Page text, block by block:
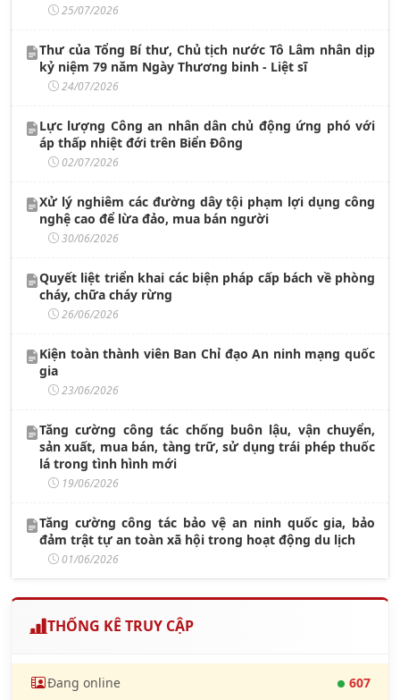
25/07/2026
Thư của Tổng Bí thư, Chủ tịch nước Tô Lâm nhân dịp
kỷ niệm 79 năm Ngày Thương binh - Liệt sĩ
24/07/2026
Lực lượng Công an nhân dân chủ động ứng phó với
áp thấp nhiệt đới trên Biển Đông
02/07/2026
Xử lý nghiêm các đường dây tội phạm lợi dụng công
nghệ cao để lừa đảo, mua bán người
30/06/2026
Quyết liệt triển khai các biện pháp cấp bách về phòng
cháy, chữa cháy rừng
26/06/2026
Kiện toàn thành viên Ban Chỉ đạo An ninh mạng quốc
gia
23/06/2026
Tăng cường công tác chống buôn lậu, vận chuyển,
sản xuất, mua bán, tàng trữ, sử dụng trái phép thuốc
lá trong tình hình mới
19/06/2026
Tăng cường công tác bảo vệ an ninh quốc gia, bảo
đảm trật tự an toàn xã hội trong hoạt động du lịch
01/06/2026
THỐNG KÊ TRUY CẬP
Đang online 607